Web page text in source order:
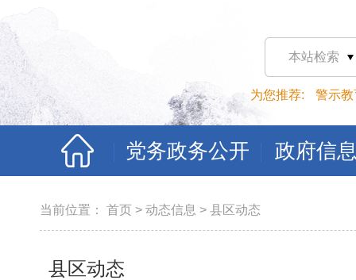
本站检索
为您推荐: 警示教
党务政务公开 政府信
当前位置： 首页 > 动态信息 > 县区动态
县区动态